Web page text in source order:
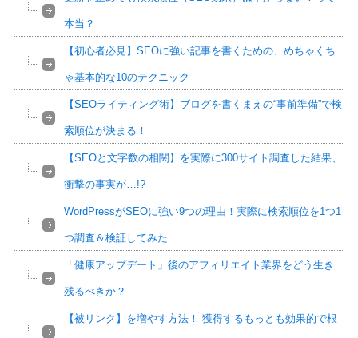
本当？
【初心者必見】SEOに強い記事を書くための、めちゃくち
ゃ基本的な10のテクニック
【SEOライティング術】ブログを書くまえの“事前準備”で検
索順位が決まる！
【SEOと文字数の相関】を実際に300サイト調査した結果、
衝撃の事実が…!?
WordPressがSEOに強い9つの理由！実際に検索順位を1つ1
つ調査＆検証してみた
「健康アップデート」後のアフィリエイト業界をどう生き
残るべきか？
【被リンク】を増やす方法！ 獲得するもっとも効果的で根